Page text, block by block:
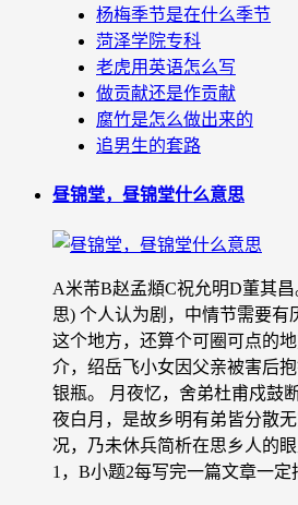
杨梅季节是在什么季节
菏泽学院专科
老虎用英语怎么写
做贡献还是作贡献
腐竹是怎么做出来的
追男生的套路
昼锦堂，昼锦堂什么意思
A米芾B赵孟頫C祝允明D董其
思) 个人认为剧，中情节需要有
这个地方，还算个可圈可点的
介，绍岳飞小女因父亲被害后
银瓶。 月夜忆，舍弟杜甫戍鼓
夜白月，是故乡明有弟皆分散
况，乃未休兵简析在思乡人的
1，B小题2每写完一篇文章一定